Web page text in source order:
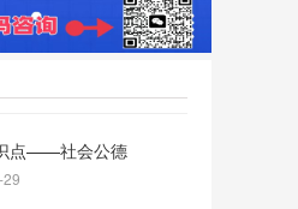
点——社会公德
29